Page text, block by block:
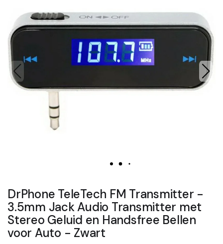
DrPhone TeleTech FM Transmitter -
3.5mm Jack Audio Transmitter met
Stereo Geluid en Handsfree Bellen
voor Auto - Zwart